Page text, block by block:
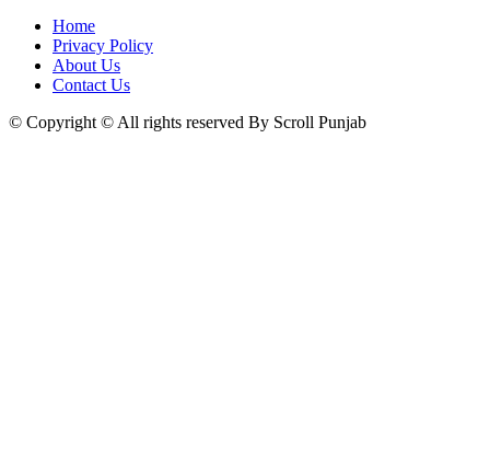
Home
Privacy Policy
About Us
Contact Us
© Copyright © All rights reserved By Scroll Punjab